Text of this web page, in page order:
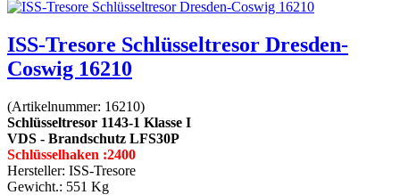
ISS-Tresore Schlüsseltresor Dresden-
Coswig 16210
(Artikelnummer: 16210)
Schlüsseltresor 1143-1 Klasse I
VDS - Brandschutz LFS30P
Schlüsselhaken :2400
Hersteller: ISS-Tresore
Gewicht.: 551 Kg